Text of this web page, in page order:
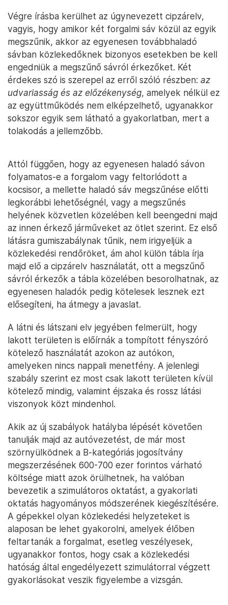
Végre írásba kerülhet az úgynevezett cipzárelv,
vagyis, hogy amikor két forgalmi sáv közül az egyik
megszűnik, akkor az egyenesen továbbhaladó
sávban közlekedőknek bizonyos esetekben be kell
engedniük a megszűnő sávról érkezőket. Két
érdekes szó is szerepel az erről szóló részben: az
udvariasság és az előzékenység, amelyek nélkül ez
az együttműködés nem elképzelhető, ugyanakkor
sokszor egyik sem látható a gyakorlatban, mert a
tolakodás a jellemzőbb.
Attól függően, hogy az egyenesen haladó sávon
folyamatos-e a forgalom vagy feltorlódott a
kocsisor, a mellette haladó sáv megszűnése előtti
legkorábbi lehetőségnél, vagy a megszűnés
helyének közvetlen közelében kell beengedni majd
az innen érkező járműveket az ötlet szerint. Ez első
látásra gumiszabálynak tűnik, nem irigyeljük a
közlekedési rendőröket, ám ahol külön tábla írja
majd elő a cipzárelv használatát, ott a megszűnő
sávról érkezők a tábla közelében besorolhatnak, az
egyenesen haladók pedig kötelesek lesznek ezt
elősegíteni, ha átmegy a javaslat.
A látni és látszani elv jegyében felmerült, hogy
lakott területen is előírnák a tompított fényszóró
kötelező használatát azokon az autókon,
amelyeken nincs nappali menetfény. A jelenlegi
szabály szerint ez most csak lakott területen kívül
kötelező mindig, valamint éjszaka és rossz látási
viszonyok közt mindenhol.
Akik az új szabályok hatályba lépését követően
tanulják majd az autóvezetést, de már most
szörnyülködnek a B-kategóriás jogosítvány
megszerzésének 600-700 ezer forintos várható
költsége miatt azok örülhetnek, ha valóban
bevezetik a szimulátoros oktatást, a gyakorlati
oktatás hagyományos módszerének kiegészítésére.
A gépekkel olyan közlekedési helyzeteket is
alaposan be lehet gyakorolni, amelyek élőben
feltartanák a forgalmat, esetleg veszélyesek,
ugyanakkor fontos, hogy csak a közlekedési
hatóság által engedélyezett szimulátorral végzett
gyakorlásokat veszik figyelembe a vizsgán.